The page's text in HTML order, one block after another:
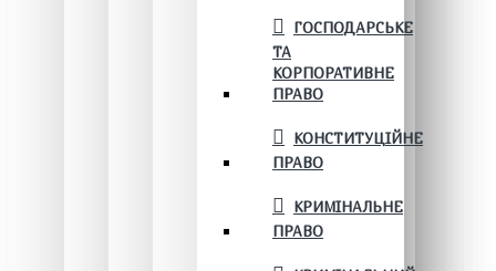
ГОСПОДАРСЬКЕ
ТА
КОРПОРАТИВНЕ
ПРАВО
КОНСТИТУЦІЙНЕ
ПРАВО
КРИМІНАЛЬНЕ
ПРАВО